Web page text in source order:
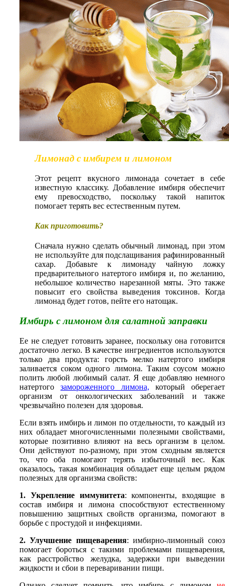
Лимонад с имбирем и лимоном
Этот рецепт вкусного лимонада сочетает в себе
известную классику. Добавление имбиря обеспечит
ему превосходство, поскольку такой напиток
помогает терять вес естественным путем.
Как приготовить?
Сначала нужно сделать обычный лимонад, при этом
не используйте для подслащивания рафинированный
сахар. Добавьте к лимонаду чайную ложку
предварительного натертого имбиря и, по желанию,
небольшое количество нарезанной мяты. Это также
повысит его свойства выведения токсинов. Когда
лимонад будет готов, пейте его натощак.
Имбирь с лимоном для салатной заправки
Ее не следует готовить заранее, поскольку она готовится
достаточно легко. В качестве ингредиентов используются
только два продукта: горсть мелко натертого имбиря
заливается соком одного лимона. Таким соусом можно
полить любой любимый салат. Я еще добавляю немного
натертогозамороженного лимона, который оберегает
организм от онкологических заболеваний и также
чрезвычайно полезен для здоровья.
Если взять имбирь и лимон по отдельности, то каждый из
них обладает многочисленными полезными свойствами,
которые позитивно влияют на весь организм в целом.
Они действуют по-разному, при этом сходным является
то, что оба помогают терять избыточный вес. Как
оказалось, такая комбинация обладает еще целым рядом
полезных для организма свойств:
1. Укрепление иммунитета: компоненты, входящие в
состав имбиря и лимона способствуют естественному
повышению защитных свойств организма, помогают в
борьбе с простудой и инфекциями.
2. Улучшение пищеварения: имбирно-лимонный союз
помогает бороться с такими проблемами пищеварения,
как расстройство желудка, задержки при выведении
жидкости и сбои в переваривании пищи.